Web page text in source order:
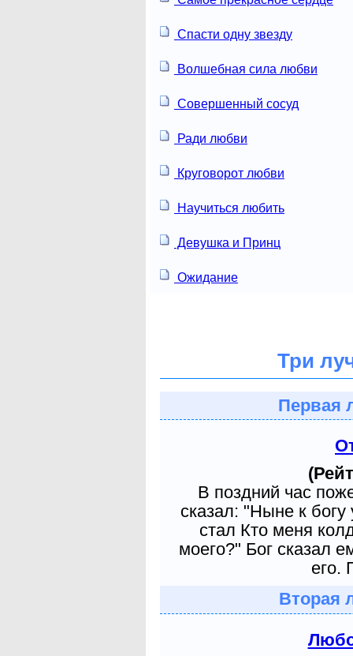
Спасти одну звезду
Волшебная сила любви
Совершенный сосуд
Ради любви
Круговорот любви
Научиться любить
Девушка и Принц
Ожидание
Три
Первая
В поздний час
сказал: "Ныне к
стал Кто меня
моего?" Бог сказал
его.
Вторая